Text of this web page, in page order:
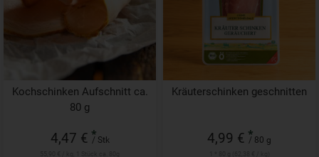
Kochschinken Aufschnitt ca.
80 g
4,47 € *
/ Stk
Kräuterschinken geschnitten
4,99 € *
/ 80 g